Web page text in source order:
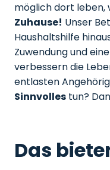
möglich dort leben,
Zuhause! Unser
Haushaltshilfe
Zuwendung und
verbessern die
entlasten
Sinnvolles tun?
Das